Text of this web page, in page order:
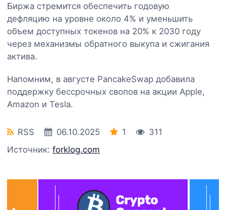
Биржа стремится обеспечить годовую
дефляцию на уровне около 4% и уменьшить
объем доступных токенов на 20% к 2030 году
через механизмы обратного выкупа и сжигания
актива.
Напомним, в августе PancakeSwap добавила
поддержку бессрочных свопов на акции Apple,
Amazon и Tesla.
RSS 06.10.2025 1
311
Источник: forklog.com